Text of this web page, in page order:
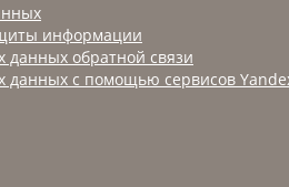
информации
данных обратной связи
данных с помощью сервисов